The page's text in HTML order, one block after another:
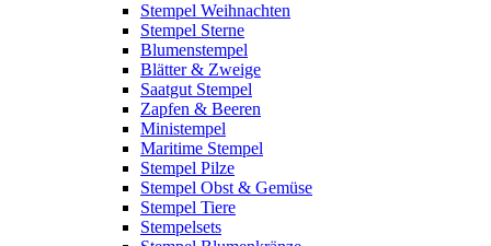
Stempel Weihnachten
Stempel Sterne
Blumenstempel
Blätter & Zweige
Saatgut Stempel
Zapfen & Beeren
Ministempel
Maritime Stempel
Stempel Pilze
Stempel Obst & Gemüse
Stempel Tiere
Stempelsets